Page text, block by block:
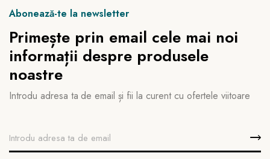
Abonează-te la newsletter
Primește prin email cele mai noi
informații despre produsele
noastre
Introdu adresa ta de email și fii la curent cu ofertele viitoare